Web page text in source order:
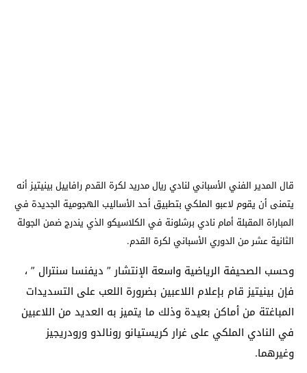
قال المدير الفني الأسباني لنادي ريال مدريد لكرة القدم رافاييل بينيتيز أنه
يتمنى أن يقوم لاعبو الملكي بتطبيق أحد الأساليب الهجومية الجديدة في
المباراة المقبلة أمام نادي برشلونة في الكلاسيكو الذي يندرج ضمن الجولة
الثانية عشر من الدوري الأسباني لكرة القدم.
وحسب الصحيفة الرياضية واسعة الإنتشار ” ديفنسا سنترال ” ،
فإن بينيتيز قام بإعلام اللاعبين بضرورة اللعب على التسديدات
المباغتة من أماكن بعيدة وذلك ما يتميز به العديد من اللاعبين
في النادي الملكي على غرار كريستيانو رونالدو ورودريجيز
وغيرهما.